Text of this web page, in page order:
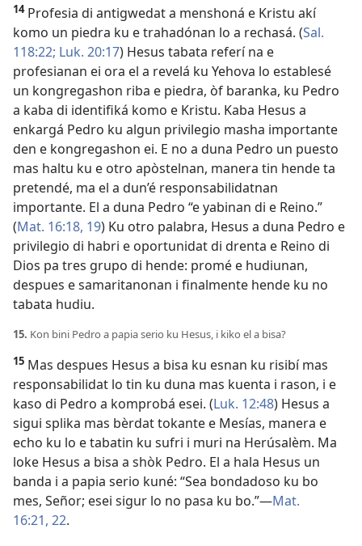
14Profesia di antigwedat a menshoná e Kristu akí
komo un piedra ku e trahadónan lo a rechasá. (Sal.
118:22; Luk. 20:17) Hesus tabata referí na e
profesianan ei ora el a revelá ku Yehova lo establesé
un kongregashon riba e piedra, òf baranka, ku Pedro
a kaba di identifiká komo e Kristu. Kaba Hesus a
enkargá Pedro ku algun privilegio masha importante
den e kongregashon ei. E no a duna Pedro un puesto
mas haltu ku e otro apòstelnan, manera tin hende ta
pretendé, ma el a dun’é responsabilidatnan
importante. El a duna Pedro “e yabinan di e Reino.”
(Mat. 16:18, 19) Ku otro palabra, Hesus a duna Pedro e
privilegio di habri e oportunidat di drenta e Reino di
Dios pa tres grupo di hende: promé e hudiunan,
despues e samaritanonan i finalmente hende ku no
tabata hudiu.
15. Kon bini Pedro a papia serio ku Hesus, i kiko el a bisa?
15 Mas despues Hesus a bisa ku esnan ku risibí mas
responsabilidat lo tin ku duna mas kuenta i rason, i e
kaso di Pedro a komprobá esei. (Luk. 12:48) Hesus a
sigui splika mas bèrdat tokante e Mesías, manera e
echo ku lo e tabatin ku sufri i muri na Herúsalèm. Ma
loke Hesus a bisa a shòk Pedro. El a hala Hesus un
banda i a papia serio kuné: “Sea bondadoso ku bo
mes, Señor; esei sigur lo no pasa ku bo.”—Mat.
16:21, 22.